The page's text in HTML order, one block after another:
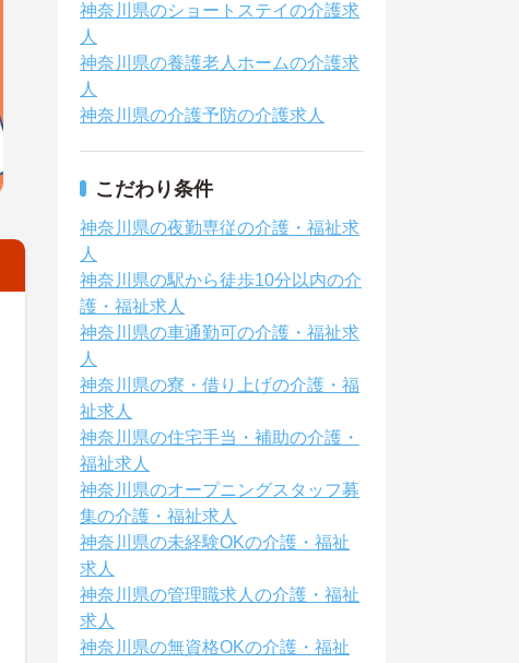
神奈川県のショートステイの介護求
人
神奈川県の養護老人ホームの介護求
人
神奈川県の介護予防の介護求人
こだわり条件
神奈川県の夜勤専従の介護・福祉求
人
神奈川県の駅から徒歩10分以内の介
護・福祉求人
神奈川県の車通勤可の介護・福祉求
人
神奈川県の寮・借り上げの介護・福
祉求人
神奈川県の住宅手当・補助の介護・
福祉求人
神奈川県のオープニングスタッフ募
集の介護・福祉求人
神奈川県の未経験OKの介護・福祉
求人
神奈川県の管理職求人の介護・福祉
求人
神奈川県の無資格OKの介護・福祉